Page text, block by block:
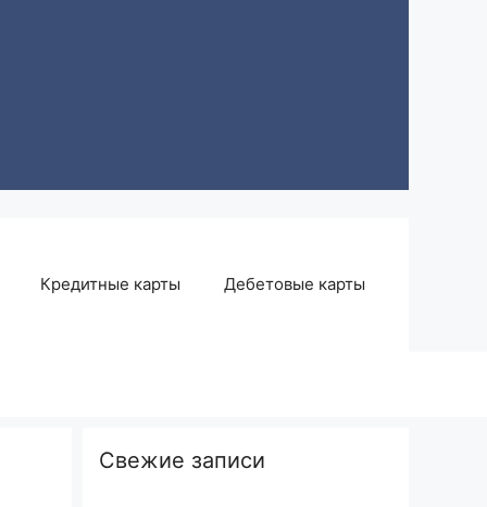
Кредитные карты Дебетовые карты
Свежие записи